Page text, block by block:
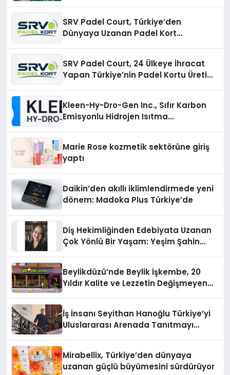
SRV Padel Court, Türkiye’den
Dünyaya Uzanan Padel Kort
SRV Padel Court, 24 Ülkeye İhracat
Yapan Türkiye’nin Padel Kortu Üretim
Kleen-Hy-Dro-Gen Inc., Sıfır Karbon
Emisyonlu Hidrojen Isıtma
Marie Rose kozmetik sektörüne giriş
yaptı
Daikin’den akıllı iklimlendirmede yeni
dönem: Madoka Plus Türkiye’de
Diş Hekimliğinden Edebiyata Uzanan
Çok Yönlü Bir Yaşam: Yeşim Şahin
Beylikdüzü’nde Beylik İşkembe, 20
Yıldır Kalite ve Lezzetin Değişmeyen
İş İnsanı Seyithan Hanoğlu Türkiye’yi
Uluslararası Arenada Tanıtmayı
Mirabellix, Türkiye’den dünyaya
uzanan güçlü büyümesini sürdürüyor